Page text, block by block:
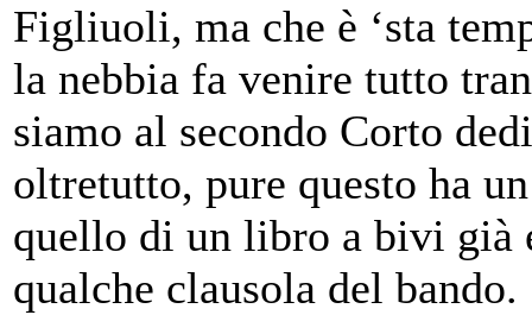
Figliuoli, ma che è ‘sta
la nebbia fa venire tutto
siamo al secondo Corto
oltretutto, pure questo ha
quello di un libro a bivi già
qualche clausola del bando.